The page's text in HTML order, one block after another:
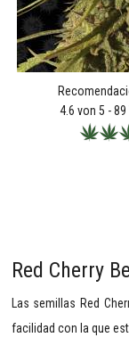
4.6 von 5 -89
Red Cherry
Las semillas Red
facilidad con la que